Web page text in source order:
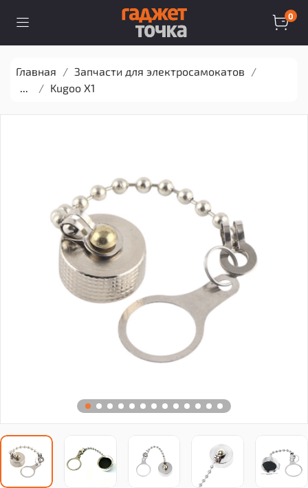
0
Главная
Запчасти для электросамокатов
...
Kugoo X1